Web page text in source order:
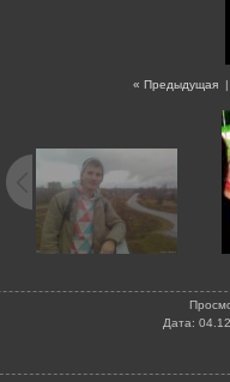
« Предыдущая |
Дата: